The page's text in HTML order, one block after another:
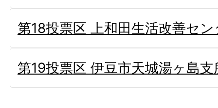
第18投票区 上和田生活改善セ
第19投票区 伊豆市天城湯ヶ島支